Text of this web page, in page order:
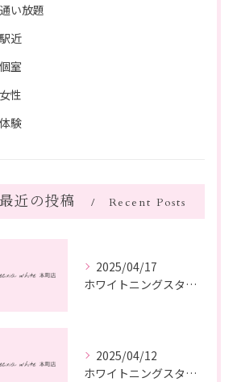
通い放題
駅近
個室
女性
体験
最近の投稿 Recent Posts
2025/04/17
ホワイトニングスタッフ日記
2025/04/12
ホワイトニングスタッフ日記